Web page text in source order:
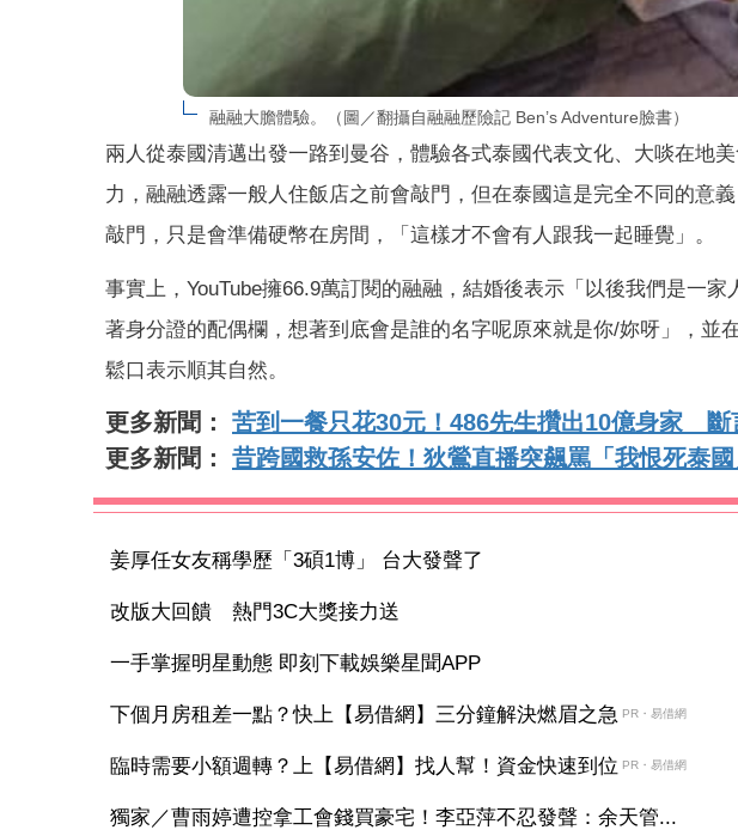
融融大膽體驗。（圖／翻攝自融融歷險記 Ben’s Adventure臉書）
兩人從泰國清邁出發一路到曼谷，體驗各式泰國代表文化、大啖在地
力，融融透露一般人住飯店之前會敲門，但在泰國這是完全不同的意
敲門，只是會準備硬幣在房間，「這樣才不會有人跟我一起睡覺」。
事實上，YouTube擁66.9萬訂閱的融融，結婚後表示「以後我們是一
著身分證的配偶欄，想著到底會是誰的名字呢原來就是你/妳呀」，並
鬆口表示順其自然。
更多新聞： 苦到一餐只花30元！486先生攢出10億身家 斷
更多新聞： 昔跨國救孫安佐！狄鶯直播突飆罵「我恨死泰
姜厚任女友稱學歷「3碩1博」 台大發聲了
改版大回饋 熱門3C大獎接力送
一手掌握明星動態 即刻下載娛樂星聞APP
下個月房租差一點？快上【易借網】三分鐘解決燃眉之急 PR・易借網
臨時需要小額週轉？上【易借網】找人幫！資金快速到位 PR・易借網
獨家／曹雨婷遭控拿工會錢買豪宅！李亞萍不忍發聲：余天管...